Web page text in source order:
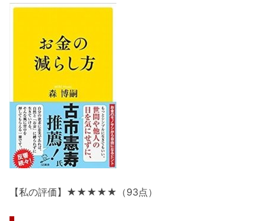
【私の評価】★★★★★（93点）